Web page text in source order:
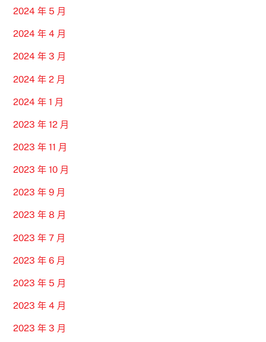
2024 年 5 月
2024 年 4 月
2024 年 3 月
2024 年 2 月
2024 年 1 月
2023 年 12 月
2023 年 11 月
2023 年 10 月
2023 年 9 月
2023 年 8 月
2023 年 7 月
2023 年 6 月
2023 年 5 月
2023 年 4 月
2023 年 3 月